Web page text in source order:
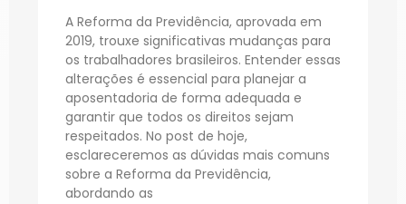
A Reforma da Previdência, aprovada em
2019, trouxe significativas mudanças para
os trabalhadores brasileiros. Entender essas
alterações é essencial para planejar a
aposentadoria de forma adequada e
garantir que todos os direitos sejam
respeitados. No post de hoje,
esclareceremos as dúvidas mais comuns
sobre a Reforma da Previdência,
abordando as